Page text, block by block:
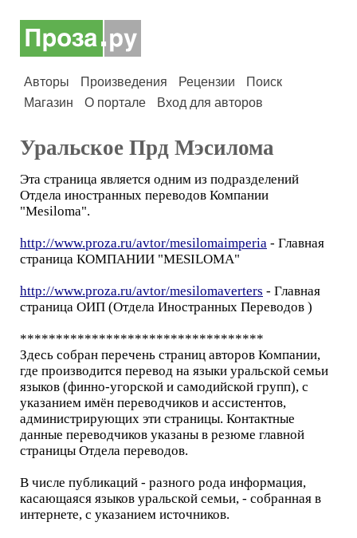
Авторы Произведения Рецензии
Поиск
Магазин
О портале Вход для авторов
Уральское Прд Мэсилома
Эта страница является одним из подразделений
Отдела иностранных переводов Компании
"Mesiloma".
http://www.proza.ru/avtor/mesilomaimperia - Главная
страница КОМПАНИИ "MESILOMA"
http://www.proza.ru/avtor/mesilomaverters - Главная
страница ОИП (Отдела Иностранных Переводов )
**********************************
Здесь собран перечень страниц авторов Компании,
где производится перевод на языки уральской семьи
языков (финно-угорской и самодийской групп), с
указанием имён переводчиков и ассистентов,
администрирующих эти страницы. Контактные
данные переводчиков указаны в резюме главной
страницы Отдела переводов.
В числе публикаций - разного рода информация,
касающаяся языков уральской семьи, - собранная в
интернете, с указанием источников.